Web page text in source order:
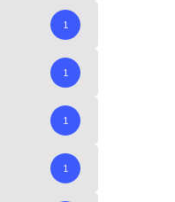
Reino Unido pide a la FIFA
investigue...
julio 16, 2026
1
1
1
1